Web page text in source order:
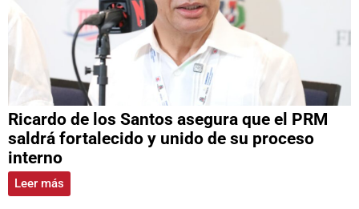
Ricardo de los Santos asegura que el PRM
saldrá fortalecido y unido de su proceso
interno
Leer más